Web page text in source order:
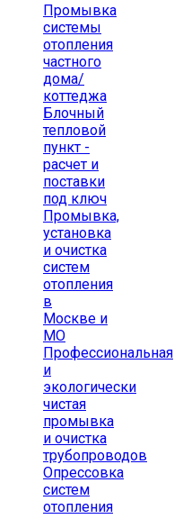
Промывка
системы
отопления
частного
дома/
коттеджа
Блочный
тепловой
пункт -
расчет и
поставки
под ключ
Промывка,
установка
и очистка
систем
отопления
в
Москве и
МО
Профессиональная
и
экологически
чистая
промывка
и очистка
трубопроводов
Опрессовка
систем
отопления